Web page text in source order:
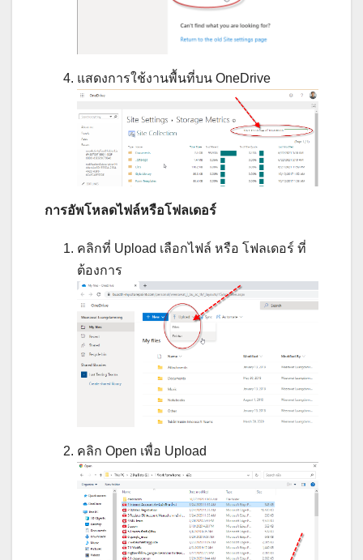
แสดงการใช้งานพื้นที่บน OneDrive
การอัพโหลดไฟล์หรือโฟลเดอร์
คลิกที่ Upload เลือกไฟล์ หรือ โฟลเดอร์ ที่
ต้องการ
คลิก Open เพื่อ Upload